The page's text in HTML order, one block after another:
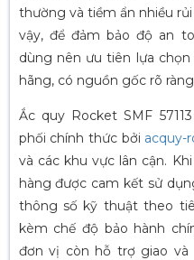
thường và tiềm ẩn nhiều
vậy, để đảm bảo độ an
dùng nên ưu tiên lựa
hãng, có nguồn gốc rõ
Ắc quy Rocket SMF
phối chính thức bởi acquy-
và các khu vực lân cận.
hàng được cam kết sử
thông số kỹ thuật theo
kèm chế độ bảo hành
đơn vị còn hỗ trợ giao và